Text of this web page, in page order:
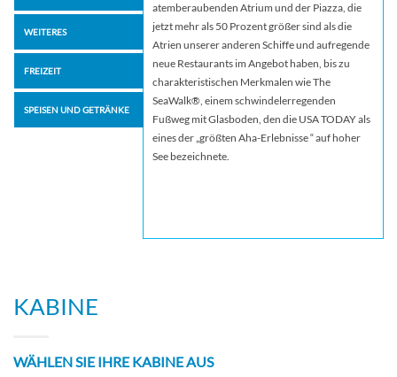
WEITERES
FREIZEIT
SPEISEN UND GETRÄNKE
atemberaubenden Atrium und der Piazza, die
jetzt mehr als 50 Prozent größer sind als die
Atrien unserer anderen Schiffe und aufregende
neue Restaurants im Angebot haben, bis zu
charakteristischen Merkmalen wie The
SeaWalk®, einem schwindelerregenden
Fußweg mit Glasboden, den die USA TODAY als
eines der „größten Aha-Erlebnisse “ auf hoher
See bezeichnete.
KABINE
WÄHLEN SIE IHRE KABINE AUS